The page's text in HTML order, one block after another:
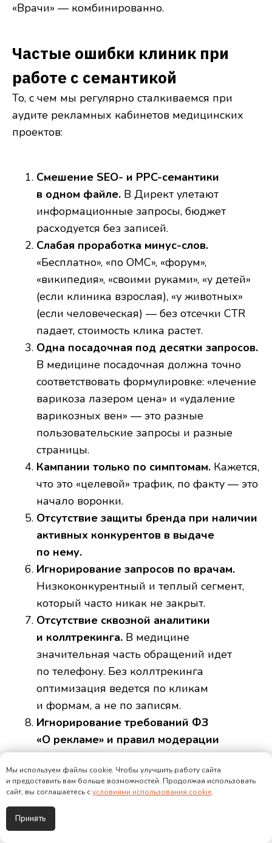
«Врачи» — комбинированно.
Частые ошибки клиник при
работе с семантикой
То, с чем мы регулярно сталкиваемся при
аудите рекламных кабинетов медицинских
проектов:
Смешение SEO- и PPC-семантики
в одном файле. В Директ улетают
информационные запросы, бюджет
расходуется без записей.
Слабая проработка минус-слов.
«Бесплатно», «по ОМС», «форум»,
«википедия», «своими руками», «у детей»
(если клиника взрослая), «у животных»
(если человеческая) — без отсечки CTR
падает, стоимость клика растет.
Одна посадочная под десятки запросов.
В медицине посадочная должна точно
соответствовать формулировке: «лечение
варикоза лазером цена» и «удаление
варикозных вен» — это разные
пользовательские запросы и разные
страницы.
Кампании только по симптомам. Кажется,
что это «целевой» трафик, по факту — это
начало воронки.
Отсутствие защиты бренда при наличии
активных конкурентов в выдаче
по нему.
Игнорирование запросов по врачам.
Низкоконкурентный и теплый сегмент,
который часто никак не закрыт.
Отсутствие сквозной аналитики
и коллтрекинга. В медицине
значительная часть обращений идет
по телефону. Без коллтрекинга
оптимизация ведется по кликам
и формам, а не по записям.
Игнорирование требований ФЗ
«О рекламе» и правил модерации
Яндекса.Рекламные тексты для
медуслуг имеют ограничения: запрещены
отдельные формулировки, требуется
дисклеймер о противопоказаниях, нужна
лицензия, есть закрытые специализации.
Мы используем файлы cookie. Чтобы улучшить работу сайта
и предоставить вам больше возможностей. Продолжая использовать
сайт, вы соглашаетесь сусловиями использования cookie.
Принять